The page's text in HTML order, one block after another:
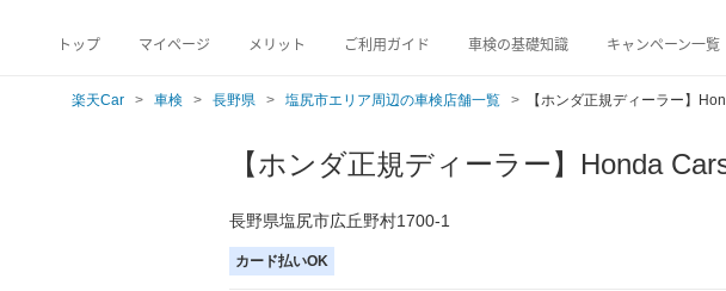
トップ マイページ メリット ご利用ガイド 車検の基礎知識 キャンペーン一覧
楽天Car 車検 長野県 塩尻市エリア周辺の車検店舗一覧 【ホンダ正規ディーラー】
【ホンダ正規ディーラー】Honda
長野県塩尻市広丘野村1700-1
カード払いOK